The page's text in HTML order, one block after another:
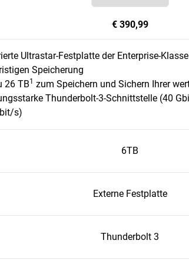
€ 390,99
Ultrastar-Festplatte der Enterprise-
Speicherung
26 TB1 zum Speichern und Sichern Ihrer
Thunderbolt-3-Schnittstelle (40
s)
6TB
Externe Festplatte
Thunderbolt 3